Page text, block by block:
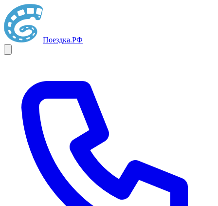
Поездка.РФ